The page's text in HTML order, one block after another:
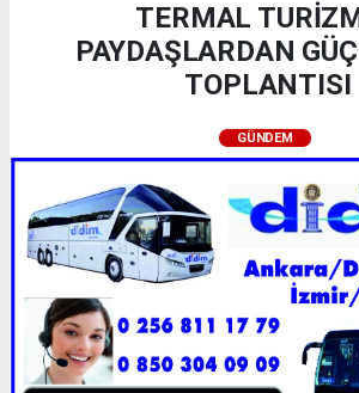
TERMAL
PAYDAŞLARDAN
TOPLANTISI
GÜNDEM